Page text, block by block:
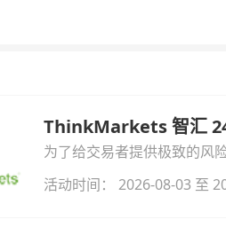
ThinkMarkets 智汇
为了给交易者提供极致的风
与白银交易！本文将为您详
活动时间： 2026-08-03 至